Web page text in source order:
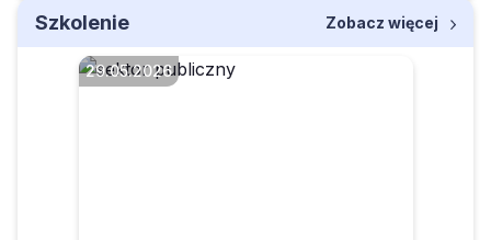
Szkolenie Zobacz więcej
29.05.2026